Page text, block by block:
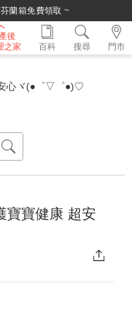
蘭箱免費領取 ~
產後
之家
門市
百科 搜尋
心ヾ(●゜▽゜●)♡
寶寶健康 超安